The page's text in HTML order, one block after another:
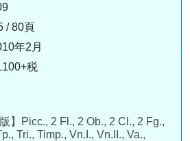
/ 80頁
年2月
税
】Picc., 2 Fl., 2 Ob., 2 Cl., 2 Fg.,
Tri., Timp., Vn.I., Vn.II., Va.,